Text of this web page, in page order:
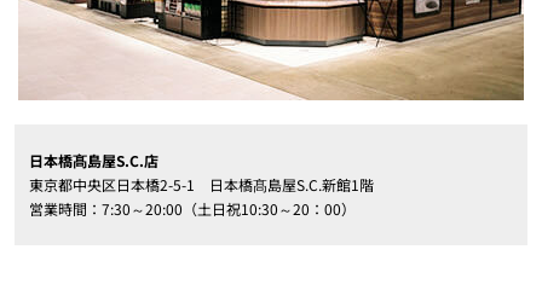
日本橋髙島屋S.C.店
東京都中央区日本橋2-5-1 日本橋髙島屋S.C.新館1階
営業時間：7:30～20:00（土日祝10:30～20：00）